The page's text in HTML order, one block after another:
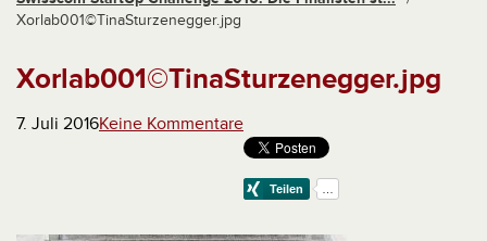
Xorlab001©TinaSturzenegger.jpg
Xorlab001©TinaSturzenegger.jpg
7. Juli 2016Keine Kommentare